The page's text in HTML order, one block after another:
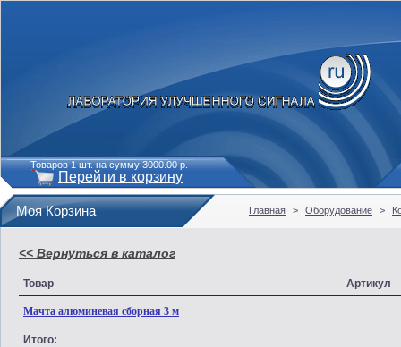
Товаров 1 шт. на сумму 3000.00 р.
Перейти в корзину
Моя Корзина Главная > Оборудование >
<< Вернуться в каталог
Товар Артикул
Мачта алюминевая сборная 3 м
Итого: